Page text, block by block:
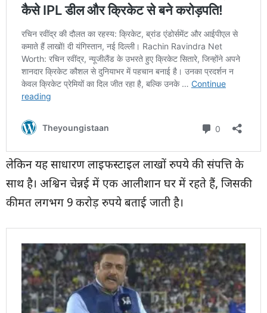
लेकिन यह साधारण लाइफस्टाइल लाखों रुपये की संपत्ति के
साथ है। अश्विन चेन्नई में एक आलीशान घर में रहते हैं, जिसकी
कीमत लगभग 9 करोड़ रुपये बताई जाती है।